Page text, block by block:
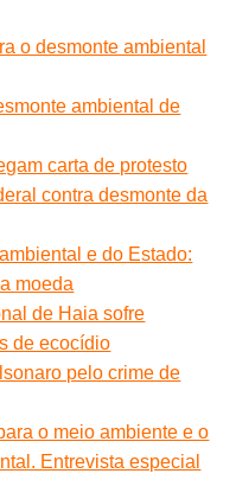
o desmonte ambiental
ambiental de
carta de protesto
contra desmonte da
e do Estado:
moeda
de Haia sofre
de ecocídio
pelo crime de
o meio ambiente e o
Entrevista especial